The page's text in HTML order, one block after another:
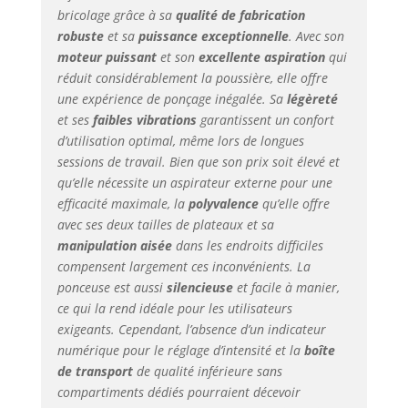
Technologie de moteur
sans balais, Variateur
de vitesse,
Connectivité Bluetooth
(connexion avec
l'application Mirka)
Contenu de la livraison
: Ponceuse
excentrique, 2 x
plateaux de ponçage
auto-agrippants en Ø
150mm & Ø 125mm,
revêtement de
protection, boîte de
transport Mirka, clé à
fourche pour changer
le plateau de ponçage,
câble électrique de
4.3m de long Ne laisse
pas traîner ta santé :
La Mirka DEOS est
bricolage grâce à sa qualité de fabrication
robusteet sa puissance exceptionnelle. Avec son
moteur puissantet son excellente aspirationqui
réduit considérablement la poussière, elle offre
une expérience de ponçage inégalée. Sa légèreté
et ses faibles vibrations garantissent un confort
d’utilisation optimal, même lors de longues
sessions de travail. Bien que son prix soit élevé et
qu’elle nécessite un aspirateur externe pour une
efficacité maximale, la polyvalencequ’elle offre
avec ses deux tailles de plateaux et sa
manipulation aiséedans les endroits difficiles
compensent largement ces inconvénients. La
ponceuse est aussi silencieuseet facile à manier,
ce qui la rend idéale pour les utilisateurs
exigeants. Cependant, l’absence d’un indicateur
numérique pour le réglage d’intensité et la boîte
de transportde qualité inférieure sans
compartiments dédiés pourraient décevoir